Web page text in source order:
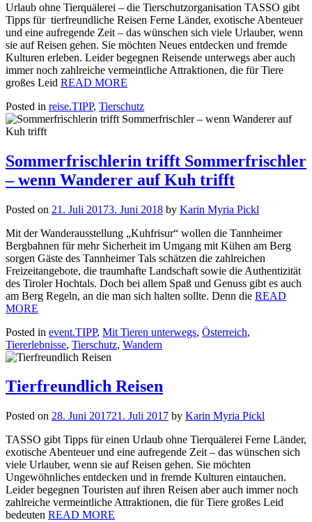
Urlaub ohne Tierquälerei – die Tierschutzorganisation TASSO gibt
Tipps für tierfreundliche Reisen Ferne Länder, exotische Abenteuer
und eine aufregende Zeit – das wünschen sich viele Urlauber, wenn
sie auf Reisen gehen. Sie möchten Neues entdecken und fremde
Kulturen erleben. Leider begegnen Reisende unterwegs aber auch
immer noch zahlreiche vermeintliche Attraktionen, die für Tiere
großes Leid READ MORE
Posted in reise.TIPP, Tierschutz
Sommerfrischlerin trifft Sommerfrischler
– wenn Wanderer auf Kuh trifft
Posted on 21. Juli 20173. Juni 2018 by Karin Myria Pickl
Mit der Wanderausstellung „Kuhfrisur“ wollen die Tannheimer
Bergbahnen für mehr Sicherheit im Umgang mit Kühen am Berg
sorgen Gäste des Tannheimer Tals schätzen die zahlreichen
Freizeitangebote, die traumhafte Landschaft sowie die Authentizität
des Tiroler Hochtals. Doch bei allem Spaß und Genuss gibt es auch
am Berg Regeln, an die man sich halten sollte. Denn die READ
MORE
Posted in event.TIPP, Mit Tieren unterwegs, Österreich,
Tiererlebnisse, Tierschutz, Wandern
Tierfreundlich Reisen
Posted on 28. Juni 201721. Juli 2017 by Karin Myria Pickl
TASSO gibt Tipps für einen Urlaub ohne Tierquälerei Ferne Länder,
exotische Abenteuer und eine aufregende Zeit – das wünschen sich
viele Urlauber, wenn sie auf Reisen gehen. Sie möchten
Ungewöhnliches entdecken und in fremde Kulturen eintauchen.
Leider begegnen Touristen auf ihren Reisen aber auch immer noch
zahlreiche vermeintliche Attraktionen, die für Tiere großes Leid
bedeuten READ MORE